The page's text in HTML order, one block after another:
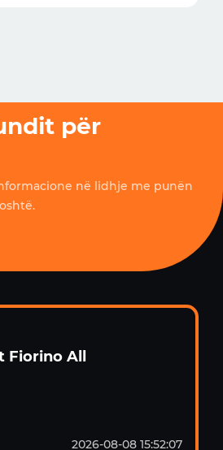
për
në lidhje me punën
Fiorino All
2026-08-08 15:52:07